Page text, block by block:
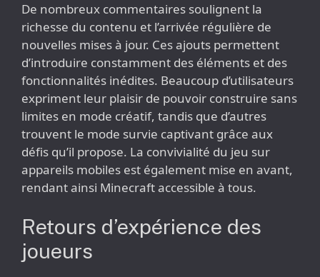
De nombreux commentaires soulignent la
richesse du contenu et l’arrivée régulière de
nouvelles mises à jour. Ces ajouts permettent
d’introduire constamment des éléments et des
fonctionnalités inédites. Beaucoup d’utilisateurs
expriment leur plaisir de pouvoir construire sans
limites en mode créatif, tandis que d’autres
trouvent le mode survie captivant grâce aux
défis qu’il propose. La convivialité du jeu sur
appareils mobiles est également mise en avant,
rendant ainsi Minecraft accessible à tous.
Retours d’expérience des
joueurs